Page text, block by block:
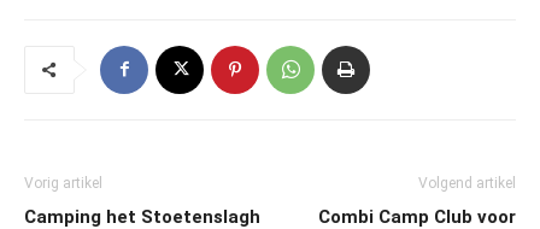
Vorig artikel
Camping het Stoetenslagh
Volgend artikel
Combi Camp Club voor